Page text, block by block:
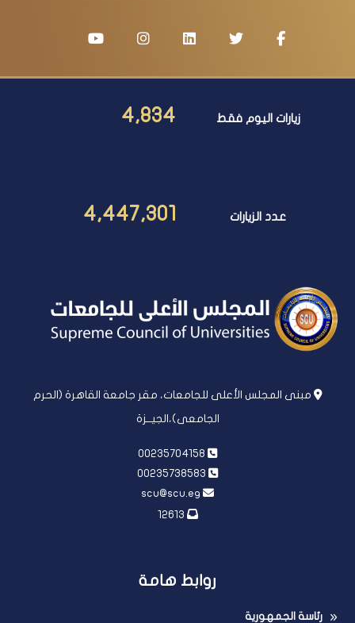
زيارات اليوم فقط 4,834
عدد الزيارات 4,447,301
مبنى المجلس الأعلى للجامعات، مقر جامعة القاهرة (الحرم
الجامعى)،الجيــزة
روابط هامة
رئاسة الجمهورية